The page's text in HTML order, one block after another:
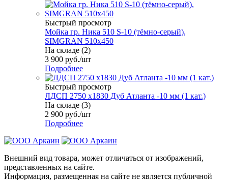
Быстрый просмотр
Мойка гр. Ника 510 S-10 (тёмно-серый),
SIMGRAN 510х450
На складе (2)
3 900 руб./шт
Подробнее
Быстрый просмотр
ЛДСП 2750 х1830 Дуб Атланта -10 мм (1 кат.)
На складе (3)
2 900 руб./шт
Подробнее
Внешний вид товара, может отличаться от изображений,
представленных на сайте.
Информация, размещенная на сайте не является публичной